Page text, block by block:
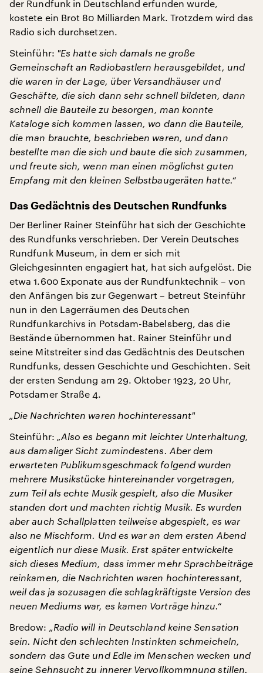
der Rundfunk in Deutschland erfunden wurde,
kostete ein Brot 80 Milliarden Mark. Trotzdem wird das
Radio sich durchsetzen.
Steinführ: "Es hatte sich damals ne große
Gemeinschaft an Radiobastlern herausgebildet, und
die waren in der Lage, über Versandhäuser und
Geschäfte, die sich dann sehr schnell bildeten, dann
schnell die Bauteile zu besorgen, man konnte
Kataloge sich kommen lassen, wo dann die Bauteile,
die man brauchte, beschrieben waren, und dann
bestellte man die sich und baute die sich zusammen,
und freute sich, wenn man einen möglichst guten
Empfang mit den kleinen Selbstbaugeräten hatte.“
Das Gedächtnis des Deutschen Rundfunks
Der Berliner Rainer Steinführ hat sich der Geschichte
des Rundfunks verschrieben. Der Verein Deutsches
Rundfunk Museum, in dem er sich mit
Gleichgesinnten engagiert hat, hat sich aufgelöst. Die
etwa 1.600 Exponate aus der Rundfunktechnik – von
den Anfängen bis zur Gegenwart – betreut Steinführ
nun in den Lagerräumen des Deutschen
Rundfunkarchivs in Potsdam-Babelsberg, das die
Bestände übernommen hat. Rainer Steinführ und
seine Mitstreiter sind das Gedächtnis des Deutschen
Rundfunks, dessen Geschichte und Geschichten. Seit
der ersten Sendung am 29. Oktober 1923, 20 Uhr,
Potsdamer Straße 4.
„Die Nachrichten waren hochinteressant"
Steinführ: „Also es begann mit leichter Unterhaltung,
aus damaliger Sicht zumindestens. Aber dem
erwarteten Publikumsgeschmack folgend wurden
mehrere Musikstücke hintereinander vorgetragen,
zum Teil als echte Musik gespielt, also die Musiker
standen dort und machten richtig Musik. Es wurden
aber auch Schallplatten teilweise abgespielt, es war
also ne Mischform. Und es war an dem ersten Abend
eigentlich nur diese Musik. Erst später entwickelte
sich dieses Medium, dass immer mehr Sprachbeiträge
reinkamen, die Nachrichten waren hochinteressant,
weil das ja sozusagen die schlagkräftigste Version des
neuen Mediums war, es kamen Vorträge hinzu.“
Bredow: „Radio will in Deutschland keine Sensation
sein. Nicht den schlechten Instinkten schmeicheln,
sondern das Gute und Edle im Menschen wecken und
seine Sehnsucht zu innerer Vervollkommnung stillen.